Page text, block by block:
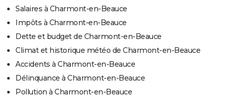
Salaires à Charmont-en-Beauce
Impôts à Charmont-en-Beauce
Dette et budget de Charmont-en-Beauce
Climat et historique météo de Charmont-en-Beauce
Accidents à Charmont-en-Beauce
Délinquance à Charmont-en-Beauce
Pollution à Charmont-en-Beauce